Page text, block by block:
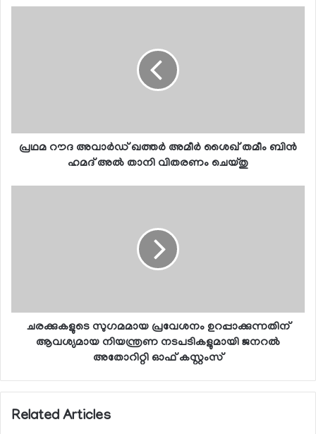
പ്രഥമ റൗദ അവാര്‍ഡ് ഖത്തര്‍ അമീര്‍ ശൈഖ് തമീം ബിന്‍
ഹമദ് അല്‍ താനി വിതരണം ചെയ്തു
ചരക്കുകളുടെ സുഗമമായ പ്രവേശനം ഉറപ്പാക്കുന്നതിന്
ആവശ്യമായ നിയന്ത്രണ നടപടികളുമായി ജനറല്‍
അതോറിറ്റി ഓഫ് കസ്റ്റംസ്
Related Articles